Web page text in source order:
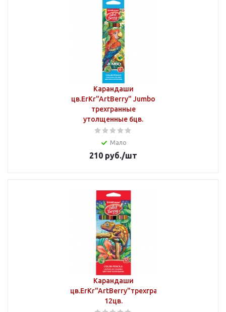
Карандаши
цв.ErKr"ArtBerry" Jumbo
трехгранные
утолщенные 6цв.
Мало
210 руб./шт
Карандаши
цв.ErKr"ArtBerry"трехгранные
12цв.